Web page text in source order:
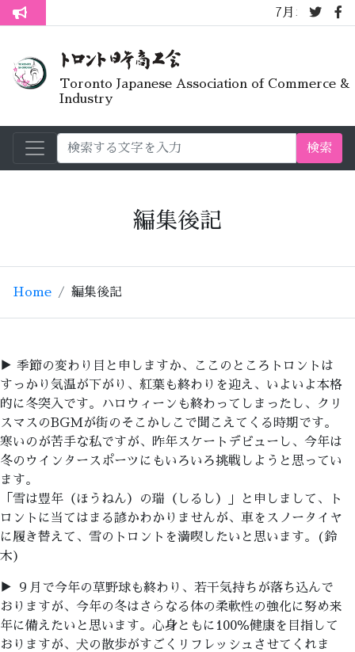
トロント生活不安疑問質問懇談会
7月オープンライ
Toronto Japanese Association of Commerce &
Industry
検索
編集後記
Home 編集後記
▶ 季節の変わり目と申しますか、ここのところトロントは
すっかり気温が下がり、紅葉も終わりを迎え、いよいよ本格
的に冬突入です。ハロウィーンも終わってしまったし、クリ
スマスのBGMが街のそこかしこで聞こえてくる時期です。
寒いのが苦手な私ですが、昨年スケートデビューし、今年は
冬のウインタースポーツにもいろいろ挑戦しようと思ってい
ます。
「雪は豊年（ほうねん）の瑞（しるし）」と申しまして、ト
ロントに当てはまる諺かわかりませんが、車をスノータイヤ
に履き替えて、雪のトロントを満喫したいと思います。(鈴
木)
▶ ９月で今年の草野球も終わり、若干気持ちが落ち込んで
おりますが、今年の冬はさらなる体の柔軟性の強化に努め来
年に備えたいと思います。心身ともに100％健康を目指して
おりますが、犬の散歩がすごくリフレッシュさせてくれま